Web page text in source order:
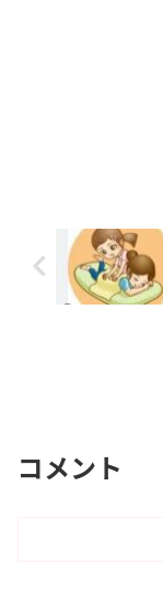
コメント